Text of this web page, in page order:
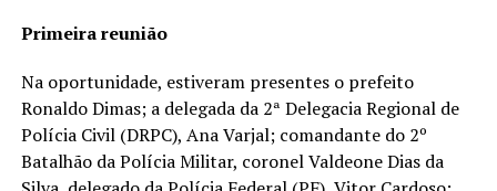
Primeira reunião
Na oportunidade, estiveram presentes o prefeito
Ronaldo Dimas; a delegada da 2ª Delegacia Regional de
Polícia Civil (DRPC), Ana Varjal; comandante do 2º
Batalhão da Polícia Militar, coronel Valdeone Dias da